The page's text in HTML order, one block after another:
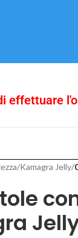
effettuare
/Kamagra Jelly/